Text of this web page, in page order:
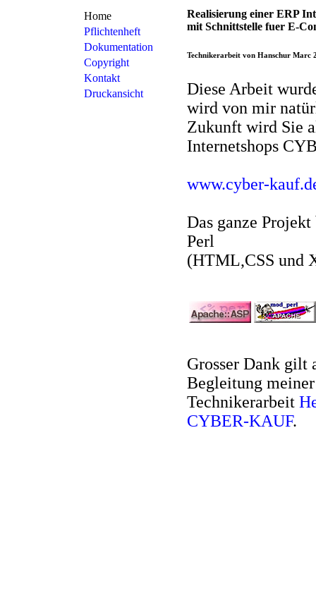
Home
Pflichtenheft
Dokumentation
Copyright
Kontakt
Druckansicht
Realisierung einer ERP
mit Schnittstelle fuer E-
Technikerarbeit von Hanschur Marc
Diese Arbeit
wird von mir
Zukunft wird Sie
Internetshops
www.cyber-
Das ganze
Perl
(HTML,CSS und
Grosser Dank gilt
Begleitung meiner
Technikerarbeit
CYBER-KAUF.